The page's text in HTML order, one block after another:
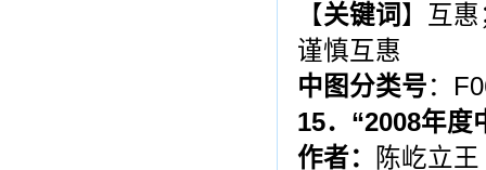
【关键词 】互
谨慎互惠
中图分类号：
15．“2008年度
作者：
陈屹立王